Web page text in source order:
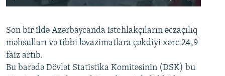
Auto 240p 360p 480p
720p 1080p
360p
480p
720p
Son bir ildə Azərbaycanda istehlakçıların əczaçılıq
məhsulları və tibbi ləvazimatlara çəkdiyi xərc 24,9
faiz artıb.
Bu barədə Dövlət Statistika Komitəsinin (DSK) bu